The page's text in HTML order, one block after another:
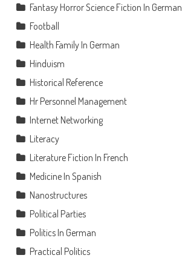
Fantasy Horror Science Fiction In German
Football
Health Family In German
Hinduism
Historical Reference
Hr Personnel Management
Internet Networking
Literacy
Literature Fiction In French
Medicine In Spanish
Nanostructures
Political Parties
Politics In German
Practical Politics